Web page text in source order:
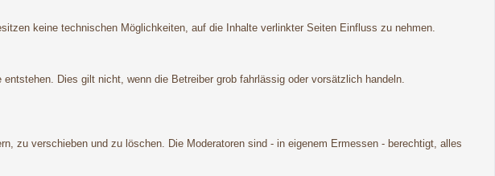
keine technischen Möglichkeiten, auf die Inhalte verlinkter Seiten Einfluss zu nehmen.
Dies gilt nicht, wenn die Betreiber grob fahrlässig oder vorsätzlich handeln.
zu verschieben und zu löschen. Die Moderatoren sind - in eigenem Ermessen - berechtigt, alles